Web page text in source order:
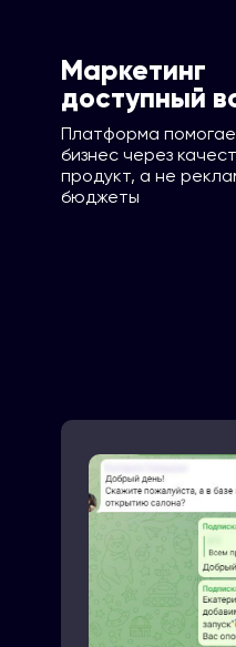
Маркетинг
доступный
Платформа
бизнес через
продукт, а не
бюджеты